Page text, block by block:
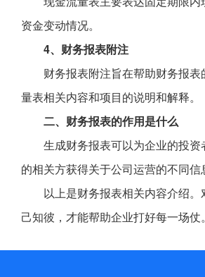
资金变动情况。
4、财务报表附注
财务报表附注旨在帮助财务报
量表相关内容和项目的说明和解释。
二、财务报表的作用是什么
生成财务报表可以为企业的投
的相关方获得关于公司运营的不同
以上是财务报表相关内容介绍
己知彼，才能帮助企业打好每一场